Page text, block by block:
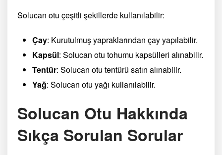
Solucan otu çeşitli şekillerde kullanılabilir:
Çay: Kurutulmuş yapraklarından çay yapılabilir.
Kapsül: Solucan otu tohumu kapsülleri alınabilir.
Tentür: Solucan otu tentürü satın alınabilir.
Yağ: Solucan otu yağı kullanılabilir.
Solucan Otu Hakkında
Sıkça Sorulan Sorular